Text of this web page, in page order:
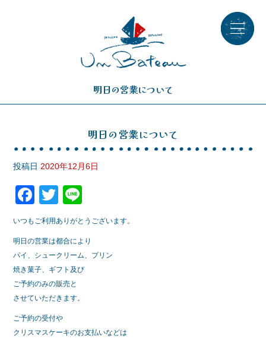
明日の営業について
明日の営業について
投稿日 2020年12月6日
F
a
c
e
b
o
o
k
T
wi
tt
er
n
e
いつもご利用ありがとうございます。
明日の営業は都合により
パイ、シュークリーム、プリン
焼き菓子、ギフト及び
ご予約のみの販売と
させていただきます。
ご予約の受付や
クリスマスケーキのお支払いなどは